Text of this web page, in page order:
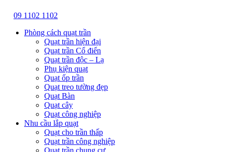
09 1102 1102
Phòng cách quạt trần
Quạt trần hiện đại
Quạt trần Cổ điển
Quạt trần độc – Lạ
Phụ kiện quạt
Quạt ốp trần
Quạt treo tường đẹp
Quạt Bàn
Quạt cây
Quạt công nghiệp
Nhu cầu lắp quạt
Quạt cho trần thấp
Quạt trần công nghiệp
Quạt trần chung cư